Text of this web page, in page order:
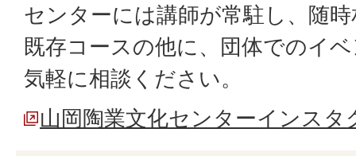
センターには講師が常駐し、随
既存コースの他に、団体でのイ
気軽に相談ください。
山岡陶業文化センターインスタ